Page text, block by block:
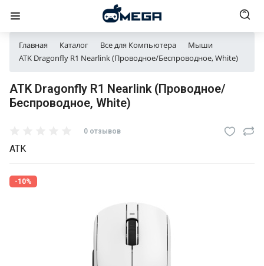
Главная Каталог Все для Компьютера
Мыши
ATK Dragonfly R1 Nearlink (Проводное/Беспроводное, White)
ATK Dragonfly R1 Nearlink (Проводное/
Беспроводное, White)
0 отзывов
ATK
-10%